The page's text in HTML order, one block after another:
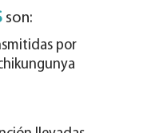
son:
por